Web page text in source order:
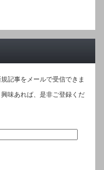
記事をメールで受信できま
味あれば、是非ご登録くだ